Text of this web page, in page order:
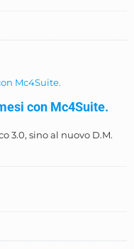
con Mc4Suite.
3.0, sino al nuovo D.M.